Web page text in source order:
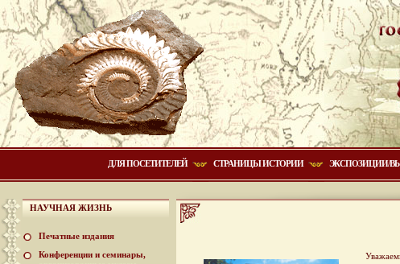
ДЛЯ ПОСЕТИТЕЛЕЙ СТРАНИЦЫ ИСТОРИИ ЭКСПОЗИЦИИ/
НАУЧНАЯ ЖИЗНЬ
Печатные издания
Конференции и семинары,
Уважаемые